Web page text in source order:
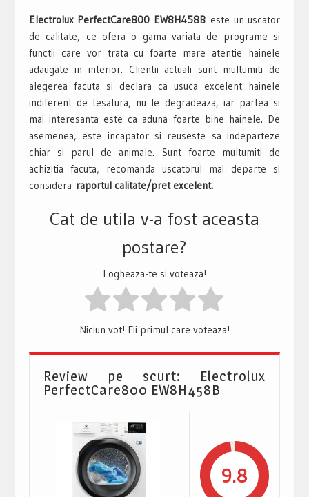
Electrolux PerfectCare800 EW8H458B este un uscator
de calitate, ce ofera o gama variata de programe si
functii care vor trata cu foarte mare atentie hainele
adaugate in interior. Clientii actuali sunt multumiti de
alegerea facuta si declara ca usuca excelent hainele
indiferent de tesatura, nu le degradeaza, iar partea si
mai interesanta este ca aduna foarte bine hainele. De
asemenea, este incapator si reuseste sa indeparteze
chiar si parul de animale. Sunt foarte multumiti de
achizitia facuta, recomanda uscatorul mai departe si
considera raportul calitate/pret excelent.
Cat de utila v-a fost aceasta
postare?
Logheaza-te si voteaza!
Niciun vot! Fii primul care voteaza!
Review pe scurt: Electrolux
PerfectCare800 EW8H458B
9.8